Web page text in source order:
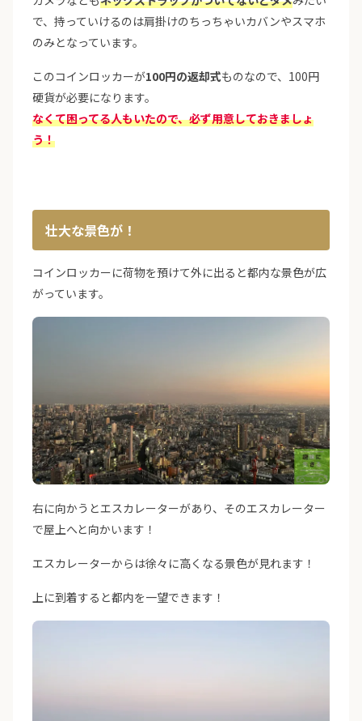
で、持っていけるのは肩掛けのちっちゃいカバンやスマホ
のみとなっています。
このコインロッカーが100円の返却式ものなので、100円
硬貨が必要になります。
なくて困ってる人もいたので、必ず用意しておきましょ
う！
壮大な景色が！
コインロッカーに荷物を預けて外に出ると都内な景色が広
がっています。
右に向かうとエスカレーターがあり、そのエスカレーター
で屋上へと向かいます！
エスカレーターからは徐々に高くなる景色が見れます！
上に到着すると都内を一望できます！